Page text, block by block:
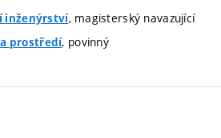
inženýrství, magisterský navazující
prostředí, povinný